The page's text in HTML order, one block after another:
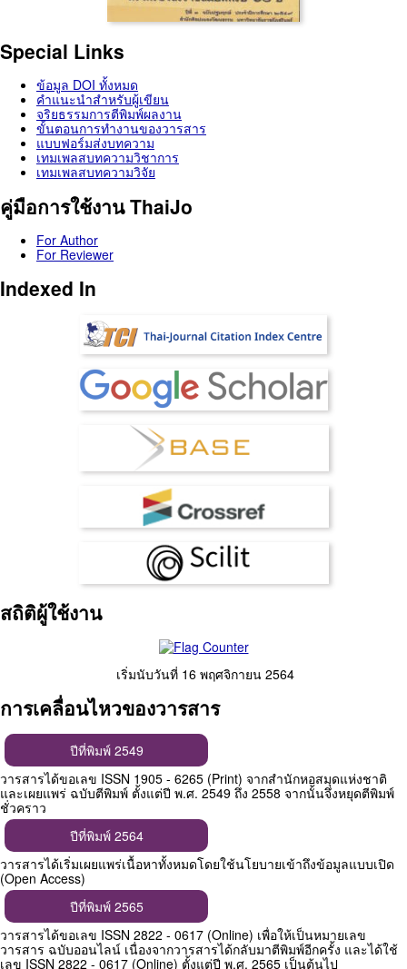
Special Links
ข้อมูล DOI ทั้งหมด
คำแนะนำสำหรับผู้เขียน
จริยธรรมการตีพิมพ์ผลงาน
ขั้นตอนการทำงานของวารสาร
แบบฟอร์มส่งบทความ
เทมเพลสบทความวิชาการ
เทมเพลสบทความวิจัย
คู่มือการใช้งาน ThaiJo
For Author
For Reviewer
Indexed In
สถิติผู้ใช้งาน
เริ่มนับวันที่ 16 พฤศจิกายน 2564
การเคลื่อนไหวของวารสาร
ปีที่พิมพ์ 2549
วารสารได้ขอเลข ISSN 1905 - 6265 (Print) จากสำนักหอสมุดแห่งชาติ
และเผยแพร่ ฉบับตีพิมพ์ ตั้งแต่ปี พ.ศ. 2549 ถึง 2558 จากนั้นจึงหยุดตีพิมพ์
ชั่วคราว
ปีที่พิมพ์ 2564
วารสารได้เริ่มเผยแพร่เนื้อหาทั้งหมดโดยใช้นโยบายเข้าถึงข้อมูลแบบเปิด
(Open Access)
ปีที่พิมพ์ 2565
วารสารได้ขอเลข ISSN 2822 - 0617 (Online) เพื่อให้เป็นหมายเลข
วารสาร ฉบับออนไลน์ เนื่องจากวารสารได้กลับมาตีพิมพ์อีกครั้ง และได้ใช้
เลข ISSN 2822 - 0617 (Online) ตั้งแต่ปี พ.ศ. 2565 เป็นต้นไป